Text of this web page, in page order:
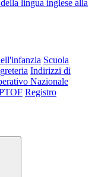
lingua inglese alla
Scuola
Indirizzi di
Nazionale
Registro